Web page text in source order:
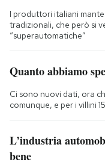
I produttori italiani
tradizionali, che però si
“superautomatiche”
Quanto abbiamo
Ci sono nuovi dati, ora
comunque, e per i villini
L’industria
bene